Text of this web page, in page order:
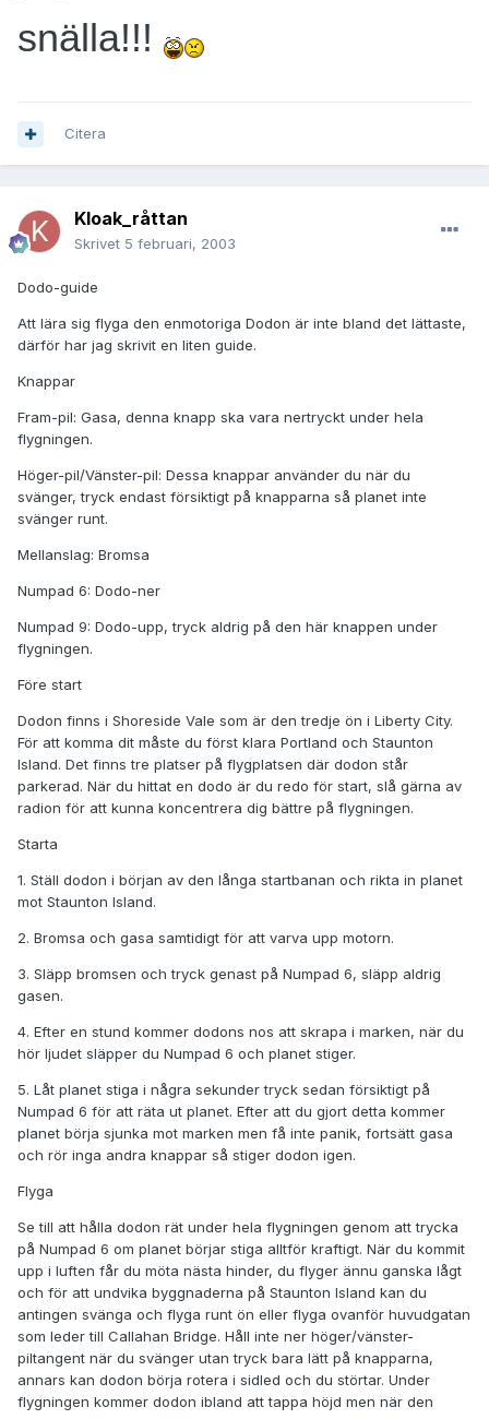
snälla!!!
Citera
Kloak_råttan
Skrivet 5 februari, 2003
Dodo-guide
Att lära sig flyga den enmotoriga Dodon är inte bland det lättaste,
därför har jag skrivit en liten guide.
Knappar
Fram-pil: Gasa, denna knapp ska vara nertryckt under hela
flygningen.
Höger-pil/Vänster-pil: Dessa knappar använder du när du
svänger, tryck endast försiktigt på knapparna så planet inte
svänger runt.
Mellanslag: Bromsa
Numpad 6: Dodo-ner
Numpad 9: Dodo-upp, tryck aldrig på den här knappen under
flygningen.
Före start
Dodon finns i Shoreside Vale som är den tredje ön i Liberty City.
För att komma dit måste du först klara Portland och Staunton
Island. Det finns tre platser på flygplatsen där dodon står
parkerad. När du hittat en dodo är du redo för start, slå gärna av
radion för att kunna koncentrera dig bättre på flygningen.
Starta
1. Ställ dodon i början av den långa startbanan och rikta in planet
mot Staunton Island.
2. Bromsa och gasa samtidigt för att varva upp motorn.
3. Släpp bromsen och tryck genast på Numpad 6, släpp aldrig
gasen.
4. Efter en stund kommer dodons nos att skrapa i marken, när du
hör ljudet släpper du Numpad 6 och planet stiger.
5. Låt planet stiga i några sekunder tryck sedan försiktigt på
Numpad 6 för att räta ut planet. Efter att du gjort detta kommer
planet börja sjunka mot marken men få inte panik, fortsätt gasa
och rör inga andra knappar så stiger dodon igen.
Flyga
Se till att hålla dodon rät under hela flygningen genom att trycka
på Numpad 6 om planet börjar stiga alltför kraftigt. När du kommit
upp i luften får du möta nästa hinder, du flyger ännu ganska lågt
och för att undvika byggnaderna på Staunton Island kan du
antingen svänga och flyga runt ön eller flyga ovanför huvudgatan
som leder till Callahan Bridge. Håll inte ner höger/vänster-
piltangent när du svänger utan tryck bara lätt på knapparna,
annars kan dodon börja rotera i sidled och du störtar. Under
flygningen kommer dodon ibland att tappa höjd men när den